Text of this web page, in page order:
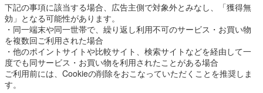
下記の事項に該当する場合、広告主側で対象外とみなし、「獲得無
効」となる可能性があります。
・同一端末や同一世帯で、繰り返し利用不可のサービス・お買い物
を複数回ご利用された場合
・他のポイントサイトや比較サイト、検索サイトなどを経由して一
度でも同サービス・お買い物を利用されたことがある場合
ご利用前には、Cookieの削除をおこなっていただくことを推奨しま
す。